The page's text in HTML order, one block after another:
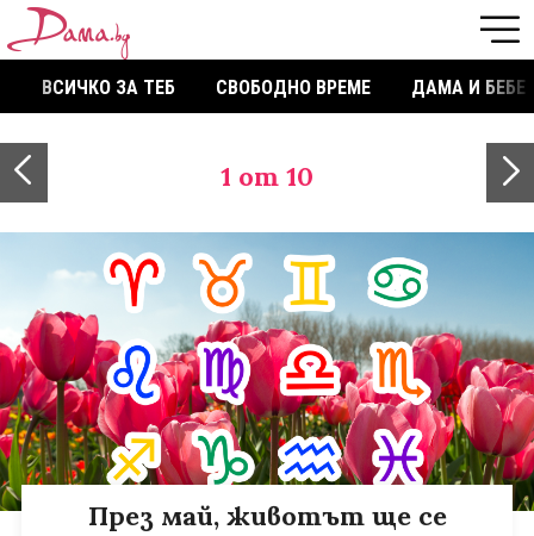
ВСИЧКО ЗА ТЕБ СВОБОДНО ВРЕМЕ ДАМА И БЕБЕ
1 от 10
През май, животът ще се